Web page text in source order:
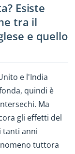
Esiste
tra il
e quello
e l'India
quindi è
Ma
gli effetti del
tanti anni
tuttora